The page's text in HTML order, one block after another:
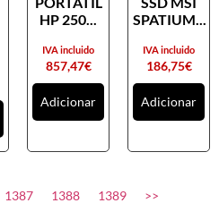
HP 250...
857,47€
IVA incluido
Adicionar
SPATIUM...
186,75€
IVA incluido
Adicionar
1387 1388 1389 >>